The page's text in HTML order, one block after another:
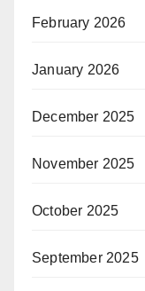
February 2026
January 2026
December 2025
November 2025
October 2025
September 2025